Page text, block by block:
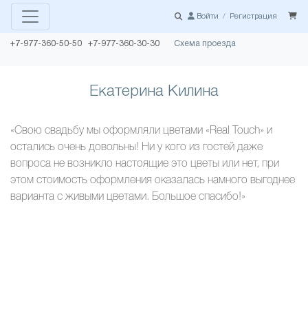
Войти / Регистрация
+7-977-360-50-50 +7-977-360-30-30 Схема проезда
Екатерина Килина
«Свою свадьбу мы оформляли цветами «Real Touch» и
остались очень довольны! Ни у кого из гостей даже
вопроса не возникло настоящие это цветы или нет, при
этом стоимость оформления оказалась намного выгоднее
варианта с живыми цветами. Большое спасибо!»